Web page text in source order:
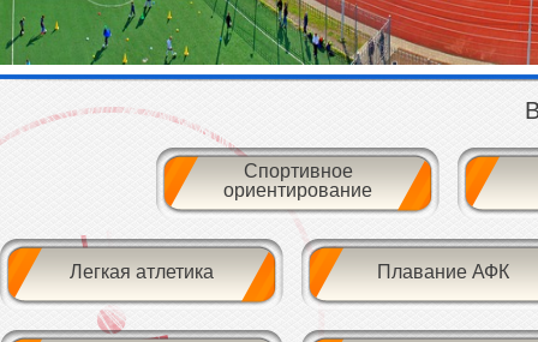
Спортивное
ориентирование
Легкая атлетика Плавание АФК